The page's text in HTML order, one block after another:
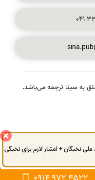
041
به سینا ترجمه می‌باشد.
ملی نخبگان + امتیاز لازم برای نخبگی
گفتگوی آنلاین